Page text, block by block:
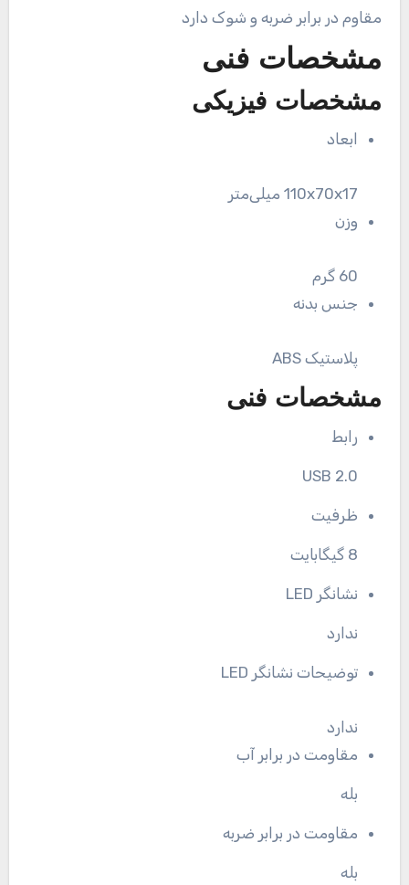
مقاوم در برابر ضربه و شوک دارد
مشخصات فنی
مشخصات فیزیکی
ابعاد
110x70x17 میلی‌متر
وزن
60 گرم
جنس بدنه
پلاستیک ABS
مشخصات فنی
رابط
USB 2.0
ظرفیت
8 گیگابایت
نشانگر LED
ندارد
توضیحات نشانگر LED
ندارد
مقاومت در برابر آب
بله
مقاومت در برابر ضربه
بله